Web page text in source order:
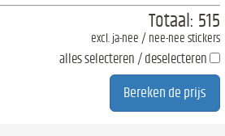
Totaal: 515
excl. ja-nee / nee-nee stickers
alles selecteren / deselecteren